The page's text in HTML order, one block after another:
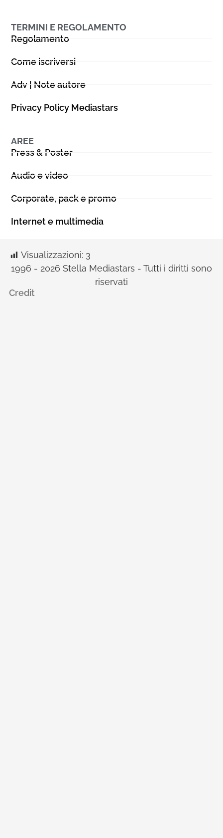
TERMINI E REGOLAMENTO
Regolamento
Come iscriversi
Adv | Note autore
Privacy Policy Mediastars
AREE
Press & Poster
Audio e video
Corporate, pack e promo
Internet e multimedia
Visualizzazioni: 3
1996 - 2026 Stella Mediastars - Tutti i diritti sono
riservati
Credit